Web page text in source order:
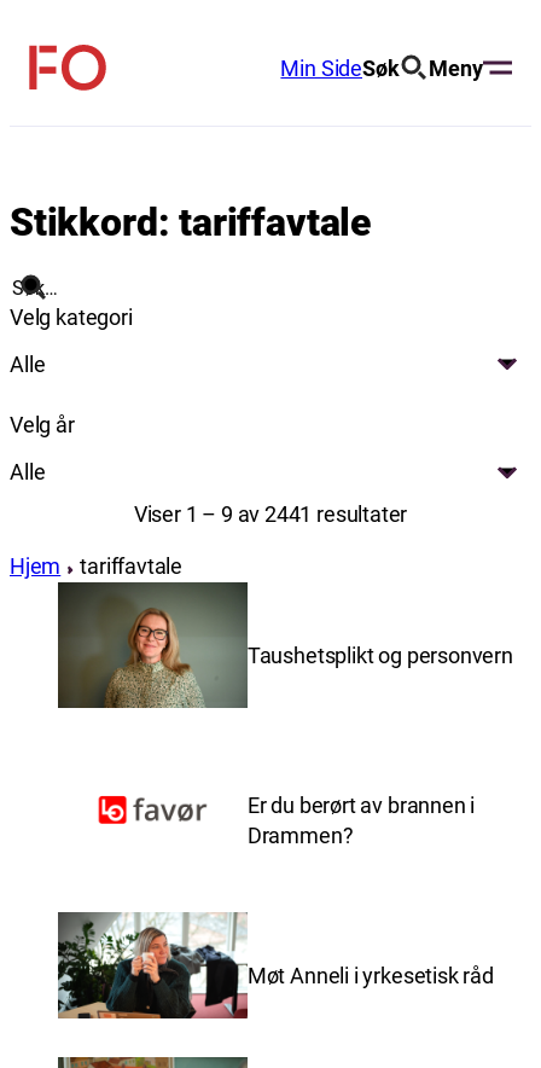
innhold
FO
Min SideSøk Meny
Stikkord:tariffavtale
Søk
Velg kategori
Alle
Velg år
Alle
Viser 1 – 9 av 2441 resultater
Hjem tariffavtale
Taushetsplikt og personvern
Er du berørt av brannen i
Drammen?
Møt Anneli i yrkesetisk råd